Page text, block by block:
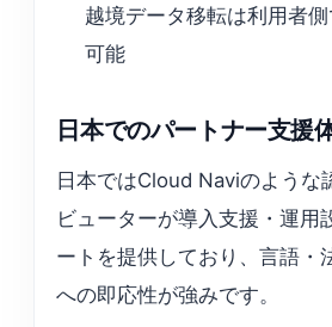
越境データ移転は利用者
可能
日本でのパートナー支援
日本ではCloud Naviのような
ビューターが導入支援・運用
ートを提供しており、言語・
への即応性が強みです。